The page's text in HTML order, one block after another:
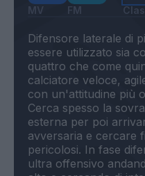
MV FM
Difensore laterale di
essere utilizzato sia
quattro che come
calciatore veloce,
con un'attitudine più
Cerca spesso la
esterna per poi
avversaria e cercare
pericolosi. In fase
ultra offensivo